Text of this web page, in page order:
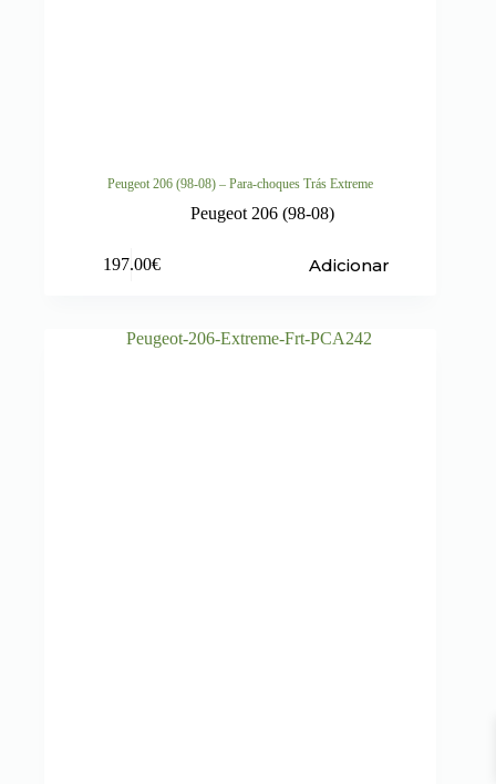
Peugeot 206 (98-08) – Para-choques Trás Extreme
Peugeot 206 (98-08)
197.00€ Adicionar